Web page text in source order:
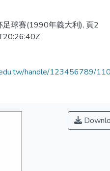
足球賽(1990年義大利), 頁2
handle/123456789/